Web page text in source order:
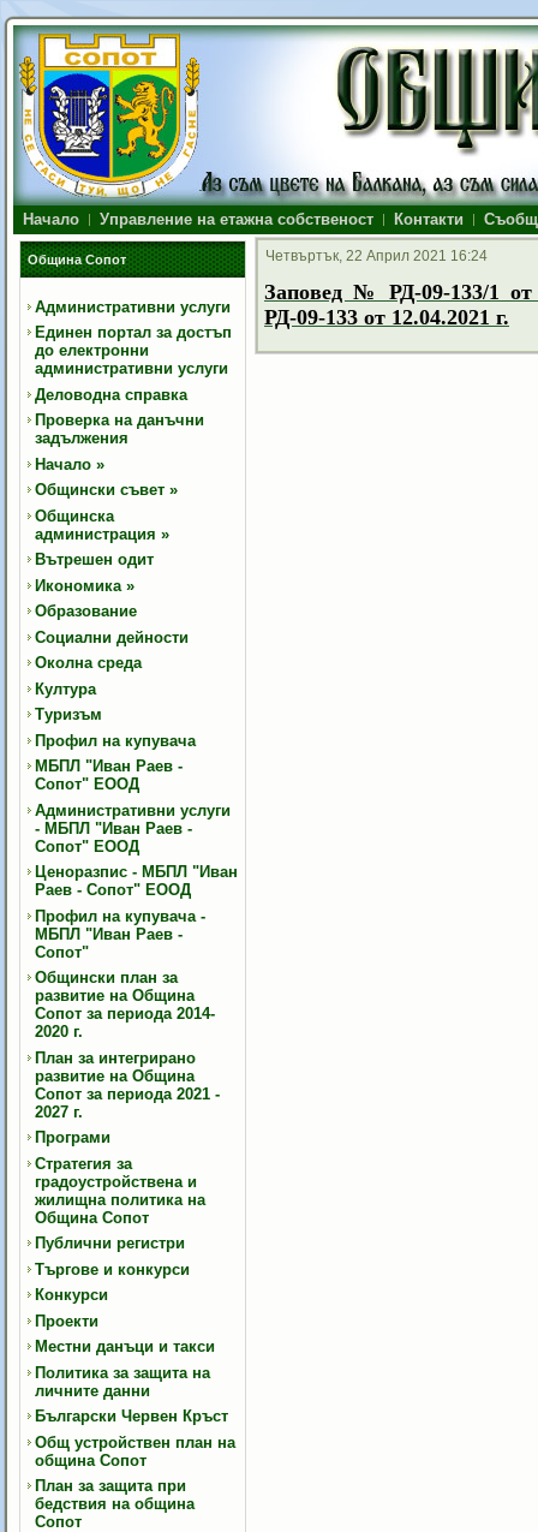
Начало Управление на етажна собственост Контакти
Община Сопот
Административни услуги
Единен портал за достъп
до електронни
административни услуги
Деловодна справка
Проверка на данъчни
задължения
Начало »
Общински съвет »
Общинска
администрация »
Вътрешен одит
Икономика »
Образование
Социални дейности
Околна среда
Култура
Туризъм
Профил на купувача
МБПЛ "Иван Раев -
Сопот" ЕООД
Административни услуги
- МБПЛ "Иван Раев -
Сопот" ЕООД
Ценоразпис - МБПЛ "Иван
Раев - Сопот" ЕООД
Профил на купувача -
МБПЛ "Иван Раев -
Сопот"
Общински план за
развитие на Община
Сопот за периода 2014-
2020 г.
План за интегрирано
развитие на Община
Сопот за периода 2021 -
2027 г.
Програми
Стратегия за
градоустройствена и
жилищна политика на
Община Сопот
Публични регистри
Търгове и конкурси
Конкурси
Проекти
Местни данъци и такси
Политика за защита на
личните данни
Български Червен Кръст
Общ устройствен план на
община Сопот
План за защита при
бедствия на община
Сопот
Четвъртък, 22 Април 2021 16:24
Заповед № РД-09-133/1 от
РД-09-133 от 12.04.2021 г.